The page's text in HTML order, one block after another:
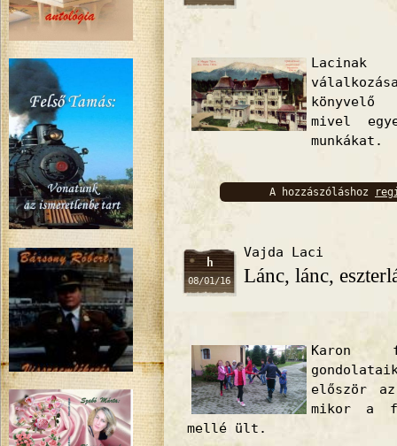
mivel
munkákat.
A hozzászóláshoz
h
08/01/16
Vajda Laci
Lánc, lánc,
Karon
először
mikor a
mellé ült.